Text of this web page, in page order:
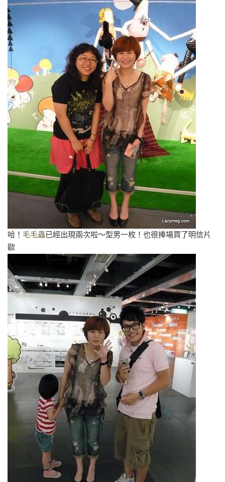
哈！ 毛毛蟲已經出現兩次啦～型男一枚！也很捧場買了明信片
歐